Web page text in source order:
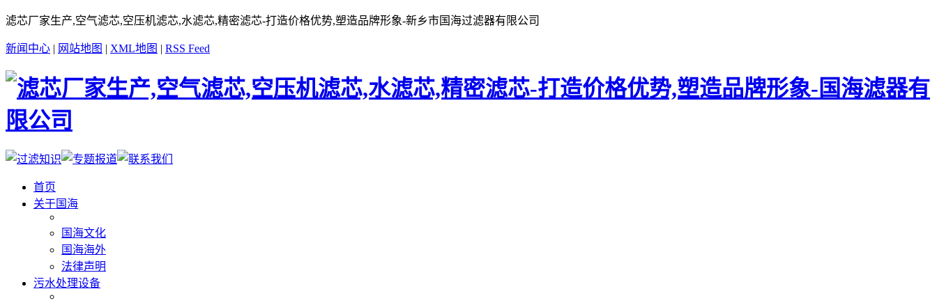
滤芯厂家生产,空气滤芯,空压机滤芯,水滤芯,精密滤芯-打造价格优势,塑造品牌形象-新乡市国海过滤器有限公司
新闻中心 | 网站地图 | XML地图 | RSS Feed
首页
关于国海
国海文化
国海海外
法律声明
污水处理设备